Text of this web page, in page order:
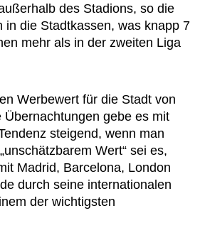
des Stadions, so die
in die Stadtkassen, was knapp 7
mehr als in der zweiten Liga
Werbewert für die Stadt von
gebe es mit
steigend, wenn man
Wert“ sei es,
Madrid, Barcelona, London
durch seine internationalen
der wichtigsten